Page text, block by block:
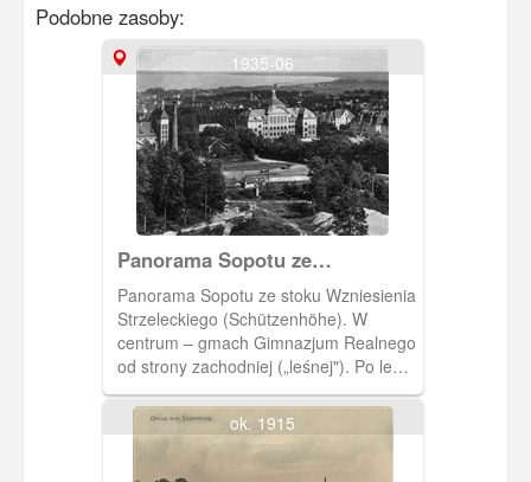
Podobne zasoby:
1935-06
Panorama Sopotu ze
Wzniesienia Strzeleckiego
Panorama Sopotu ze stoku Wzniesienia
Strzeleckiego (Schützenhöhe). W
centrum – gmach Gimnazjum Realnego
od strony zachodniej („leśnej"). Po lewej
– komin cegielni i wieża remizy
strażackiej. 1935 r.ok. 1915